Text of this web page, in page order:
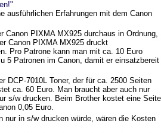
ausführlichen Erfahrungen mit dem Canon
PIXMA MX925 durchaus in Ordnung,
Canon PIXMA MX925 druckt
Pro Patrone kann man mit ca. 10 Euro
5 Patronen im Canon, damit er einsatzbereit
DCP-7010L Toner, der für ca. 2500 Seiten
ca. 60 Euro. Man braucht aber auch nur
s/w drucken. Beim Brother kostet eine Seite
0,05 Euro.
nur in s/w drucken würde, wären die Kosten